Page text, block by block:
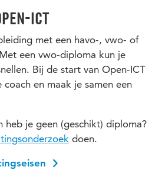
ICT
met een havo-, vwo- of
een vwo-diploma kun je
Bij de start van Open-ICT
en maak je samen een
heb je geen (geschikt) diploma?
doen.